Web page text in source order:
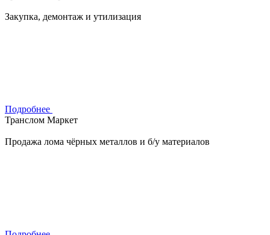
Закупка, демонтаж и утилизация
Подробнее
Транслом Маркет
Продажа лома чёрных металлов и б/у материалов